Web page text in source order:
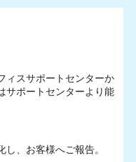
ィスサポートセンターか
サポートセンターより能
、お客様へご報告。